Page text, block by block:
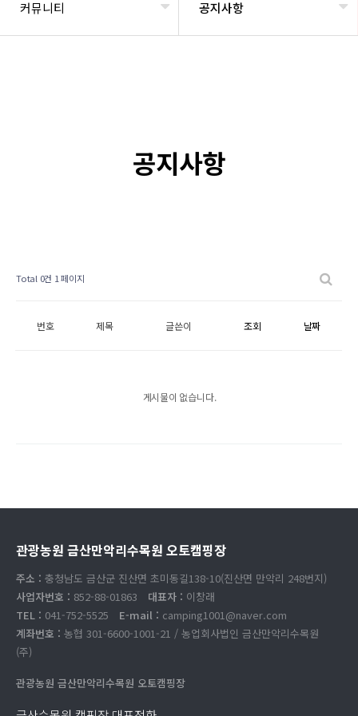
커뮤니티 공지사항
공지사항
Total 0건 1 페이지
번호 제목 글쓴이 조회 날짜
게시물이 없습니다.
관광농원 금산만악리수목원 오토캠핑장
주소 : 충청남도 금산군 진산면 초미동길138-10(진산면 만악리 248번지)
사업자번호 : 852-88-01863 대표자 : 이창래
TEL : 041-752-5525 E-mail : camping1001@naver.com
계좌번호 : 농협 301-6600-1001-21 / 농업회사법인 금산만악리수목원
(주)
관광농원 금산만악리수목원 오토캠핑장